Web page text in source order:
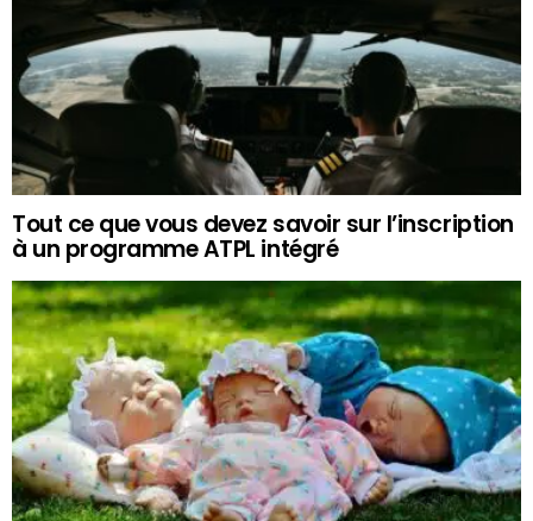
Tout ce que vous devez savoir sur l’inscription
à un programme ATPL intégré